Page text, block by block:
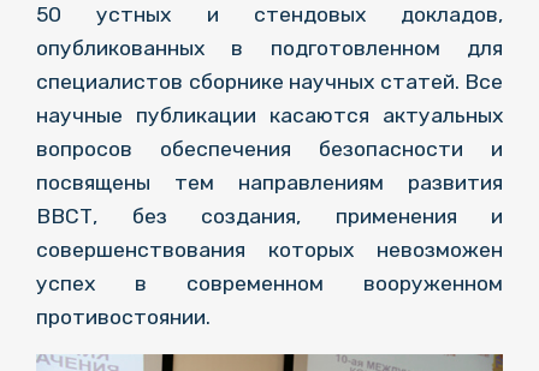
50 устных и стендовых докладов,
опубликованных в подготовленном для
специалистов сборнике научных статей. Все
научные публикации касаются актуальных
вопросов обеспечения безопасности и
посвящены тем направлениям развития
ВВСТ, без создания, применения и
совершенствования которых невозможен
успех в современном вооруженном
противостоянии.